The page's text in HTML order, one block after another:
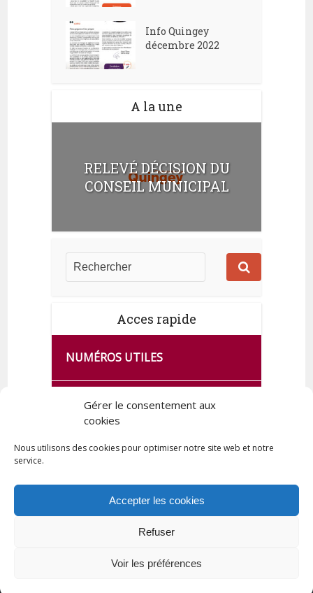
Gérer le consentement aux
cookies
Nous utilisons des cookies pour optimiser notre site web et notre
service.
Accepter les cookies
Refuser
Voir les préférences
Info Quingey
décembre 2022
A la une
RELEVÉ DÉCISION DU
CONSEIL MUNICIPAL
Acces rapide
NUMÉROS UTILES
CA SE PASSE À FRANCE SERVICES
DE QUINGEY
Tous droits réservés © 2023 Commune de Quingey / Création -